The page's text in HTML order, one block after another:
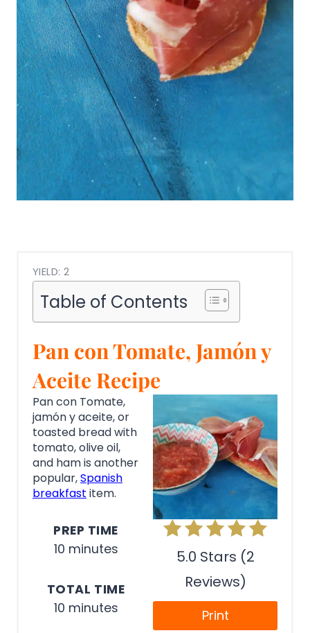
YIELD: 2
Table of Contents
Pan con Tomate, Jamón y
Aceite Recipe
5.0 Stars (2
Reviews)
Print
Pan con Tomate,
jamón y aceite, or
toasted bread with
tomato, olive oil,
and ham is another
popular,Spanish
breakfast item.
PREP TIME
10 minutes
TOTAL TIME
10 minutes